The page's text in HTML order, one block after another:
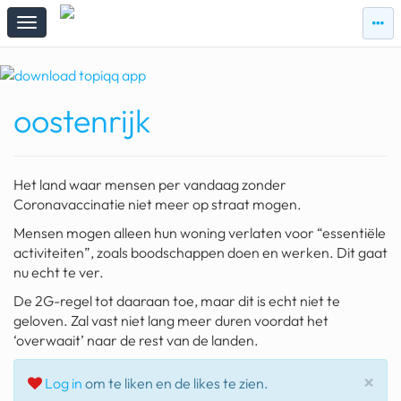
zie
topiqqs
zie
#vandaag
Topiqqs Reacties
ark van noach
pokemon kaarten
fomo
21.4 procent btw
deepseek
groenland
oostenrijk
Het land waar mensen per vandaag zonder
Coronavaccinatie niet meer op straat mogen.
Mensen mogen alleen hun woning verlaten voor “essentiële
activiteiten”, zoals boodschappen doen en werken. Dit gaat
nu echt te ver.
De 2G-regel tot daaraan toe, maar dit is echt niet te
geloven. Zal vast niet lang meer duren voordat het
‘overwaait’ naar de rest van de landen.
×
Log in om te liken en de likes te zien.